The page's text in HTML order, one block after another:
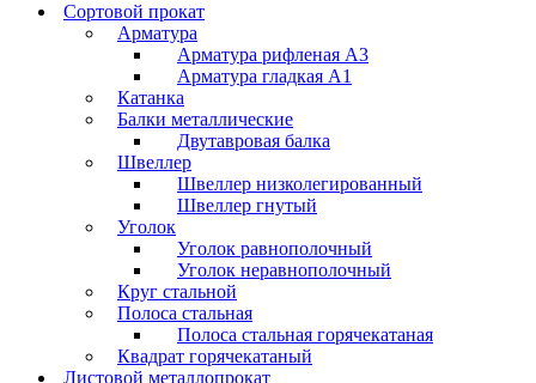
Сортовой прокат
Арматура
Арматура рифленая А3
Арматура гладкая А1
Катанка
Балки металлические
Двутавровая балка
Швеллер
Швеллер низколегированный
Швеллер гнутый
Уголок
Уголок равнополочный
Уголок неравнополочный
Круг стальной
Полоса стальная
Полоса стальная горячекатаная
Квадрат горячекатаный
Листовой металлопрокат